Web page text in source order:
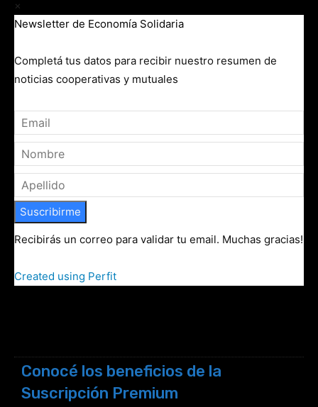
×
Newsletter de Economía Solidaria
Completá tus datos para recibir nuestro resumen de
noticias cooperativas y mutuales
Suscribirme
Recibirás un correo para validar tu email. Muchas gracias!
Created using Perfit
Conocé los beneficios de la
Suscripción Premium